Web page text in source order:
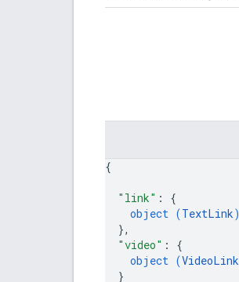
{
"link" : {
object (TextLink)
},
"video" : {
object (VideoLink
}